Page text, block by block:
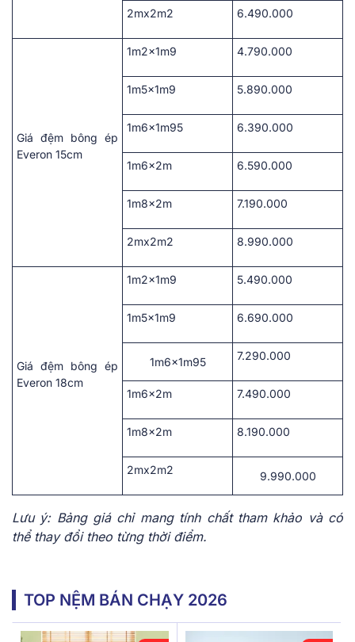
2mx2m2 6.490.000
Giá đệm bông ép
Everon 15cm
1m2x1m9 4.790.000
1m5x1m9 5.890.000
1m6x1m95 6.390.000
1m6x2m 6.590.000
1m8x2m 7.190.000
2mx2m2 8.990.000
Giá đệm bông ép
Everon 18cm
1m2x1m9 5.490.000
1m5x1m9 6.690.000
1m6x1m95 7.290.000
1m6x2m 7.490.000
1m8x2m 8.190.000
2mx2m2 9.990.000
Lưu ý: Bảng giá chỉ mang tính chất tham khảo và có
thể thay đổi theo từng thời điểm.
TOP NỆM BÁN CHẠY 2026